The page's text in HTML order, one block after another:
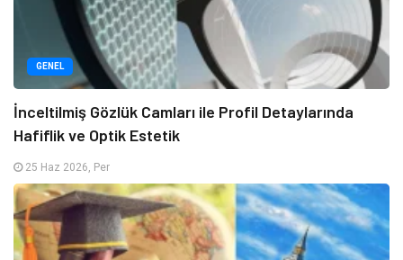
GENEL
İnceltilmiş Gözlük Camları ile Profil Detaylarında
Hafiflik ve Optik Estetik
25 Haz 2026, Per